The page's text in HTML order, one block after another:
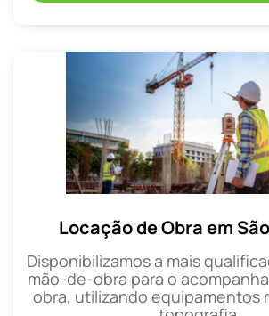
Locação de Obra em
Disponibilizamos a mais
mão-de-obra para o
obra, utilizando equipamentos